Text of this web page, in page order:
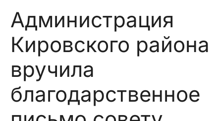
Администрация
Кировского района
вручила
благодарственное